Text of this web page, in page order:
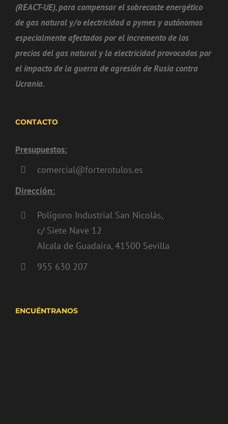
(REACT-UE), para compensar el sobrecoste energético
de gas natural y/o electricidad a pymes y autónomos
especialmente afectados por el incremento de los
precios del gas natural y la electricidad provocados por
el impacto de la guerra de agresión de Rusia contra
Ucrania.
CONTACTO
Presupuestos:
comercial@forterotulos.es
Dirección:
Polígono Industrial San Nicolás,
c/ Siete Nave 12
Alcala de Guadaira, 41500 Sevilla
955 630 207
ENCUÉNTRANOS